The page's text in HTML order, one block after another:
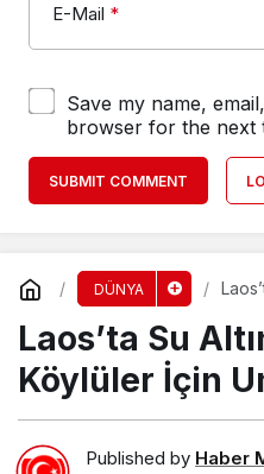
E-Mail *
Save my name,
browser for the next
SUBMIT COMMENT
DÜNYA
Laos’ta Su
Köylüler İçin
Published by Haber